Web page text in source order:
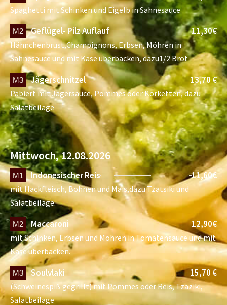
Spaghetti mit Schinken und Eigelb in Sahnesauce
M2 Geflügel- Pilz Auflauf 11,30€
Hähnchenbrust,Champignons, Erbsen, Möhren in
Sahnesauce und mit Käse überbacken, dazu1/2 Brot
M3 Jägerschnitzel 13,70 €
Pabiert mit Jägersauce, Pommes oder Korketten, dazu
Salatbeilage
Mittwoch, 12.08.2026
M1 Indonesischer Reis 11,60€
mit Hackfleisch, Bohnen und Mais,dazu Tzatsiki und
Salatbeilage.
M2 Maccaroni 12,90€
mit Schinken, Erbsen und Möhren in Tomatensauce und mit
Käse überbacken.
M3 Soulvlaki 15,70 €
(Schweinespiß gegrillt) mit Pommes oder Reis, Tzaziki,
Salatbeilage